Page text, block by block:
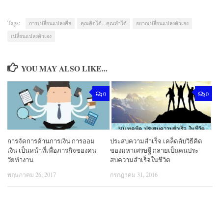
Tags: การเปลี่ยนแปลงคือ คุณคิดได้...คุณทำได้
อยากเปลี่ยนแปลงตัวเอง
เปลี่ยนแปลงตัวเอง
YOU MAY ALSO LIKE...
0
การจัดการด้านการเงิน การออม
เงิน เป็นหน้าที่เพื่อภารกิจของคน
วัยทำงาน
พฤษภาคม 26, 2017
0
ประสบความสำเร็จ เคล็ดลับวิธีคิด
ของมหาเศรษฐี กลายเป็นคนประ
สบความสําเร็จในชีวิต
กรกฎาคม 31, 2016